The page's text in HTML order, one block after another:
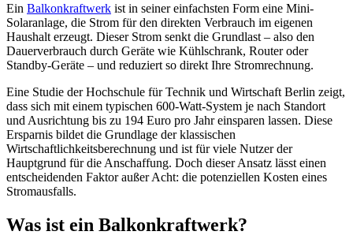
Ein Balkonkraftwerk ist in seiner einfachsten Form eine Mini-
Solaranlage, die Strom für den direkten Verbrauch im eigenen
Haushalt erzeugt. Dieser Strom senkt die Grundlast – also den
Dauerverbrauch durch Geräte wie Kühlschrank, Router oder
Standby-Geräte – und reduziert so direkt Ihre Stromrechnung.
Eine Studie der Hochschule für Technik und Wirtschaft Berlin zeigt,
dass sich mit einem typischen 600-Watt-System je nach Standort
und Ausrichtung bis zu 194 Euro pro Jahr einsparen lassen. Diese
Ersparnis bildet die Grundlage der klassischen
Wirtschaftlichkeitsberechnung und ist für viele Nutzer der
Hauptgrund für die Anschaffung. Doch dieser Ansatz lässt einen
entscheidenden Faktor außer Acht: die potenziellen Kosten eines
Stromausfalls.
Was ist ein Balkonkraftwerk?